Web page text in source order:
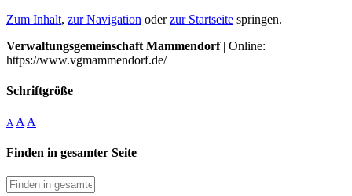
Zum Inhalt, zur Navigation oderzur Startseite springen.
Verwaltungsgemeinschaft Mammendorf| Online:
https://www.vgmammendorf.de/
Schriftgröße
A A A
Finden in gesamter Seite